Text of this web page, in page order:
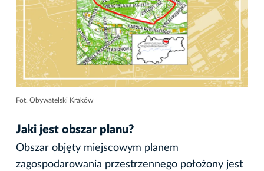
Fot. Obywatelski Kraków
Jaki jest obszar planu?
Obszar objęty miejscowym planem
zagospodarowania przestrzennego położony jest